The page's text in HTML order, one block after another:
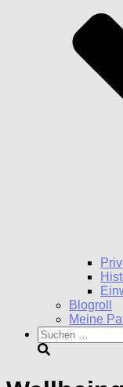
Blogroll
Meine
Suchen
nach: